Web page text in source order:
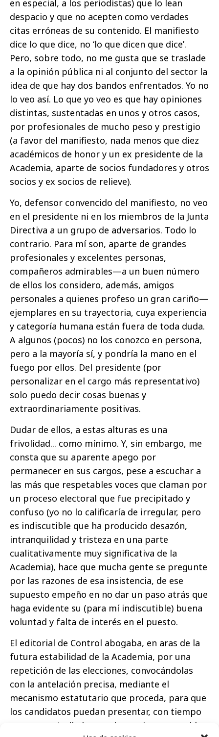
en especial, a los periodistas) que lo lean
despacio y que no acepten como verdades
citas erróneas de su contenido. El manifiesto
dice lo que dice, no ‘lo que dicen que dice’.
Pero, sobre todo, no me gusta que se traslade
a la opinión pública ni al conjunto del sector la
idea de que hay dos bandos enfrentados. Yo no
lo veo así. Lo que yo veo es que hay opiniones
distintas, sustentadas en unos y otros casos,
por profesionales de mucho peso y prestigio
(a favor del manifiesto, nada menos que diez
académicos de honor y un ex presidente de la
Academia, aparte de socios fundadores y otros
socios y ex socios de relieve).
Yo, defensor convencido del manifiesto, no veo
en el presidente ni en los miembros de la Junta
Directiva a un grupo de adversarios. Todo lo
contrario. Para mí son, aparte de grandes
profesionales y excelentes personas,
compañeros admirables—a un buen número
de ellos los considero, además, amigos
personales a quienes profeso un gran cariño—
ejemplares en su trayectoria, cuya experiencia
y categoría humana están fuera de toda duda.
A algunos (pocos) no los conozco en persona,
pero a la mayoría sí, y pondría la mano en el
fuego por ellos. Del presidente (por
personalizar en el cargo más representativo)
solo puedo decir cosas buenas y
extraordinariamente positivas.
Dudar de ellos, a estas alturas es una
frivolidad... como mínimo. Y, sin embargo, me
consta que su aparente apego por
permanecer en sus cargos, pese a escuchar a
las más que respetables voces que claman por
un proceso electoral que fue precipitado y
confuso (yo no lo calificaría de irregular, pero
es indiscutible que ha producido desazón,
intranquilidad y tristeza en una parte
cualitativamente muy significativa de la
Academia), hace que mucha gente se pregunte
por las razones de esa insistencia, de ese
supuesto empeño en no dar un paso atrás que
haga evidente su (para mí indiscutible) buena
voluntad y falta de interés en el puesto.
El editorial de Control abogaba, en aras de la
futura estabilidad de la Academia, por una
repetición de las elecciones, convocándolas
con la antelación precisa, mediante el
mecanismo estatutario que proceda, para que
los candidatos puedan presentar, con tiempo
para ser estudiados por los socios y conocidos